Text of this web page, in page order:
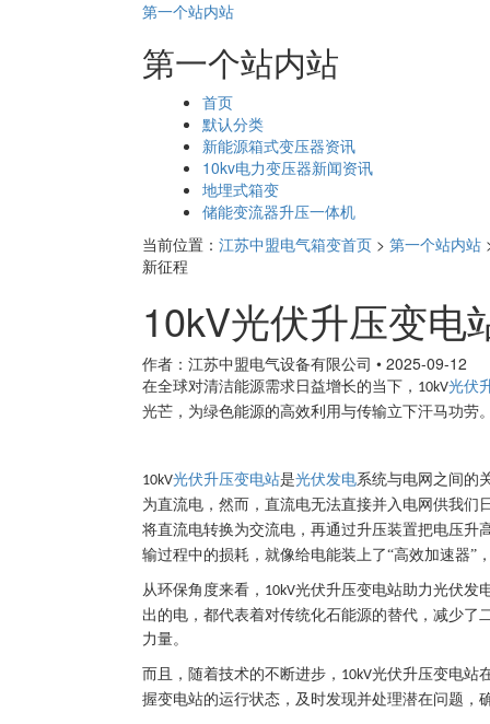
第一个站内站
第一个站内站
首页
默认分类
新能源箱式变压器资讯
10kv电力变压器新闻资讯
地埋式箱变
储能变流器升压一体机
当前位置： 江苏中盟电气箱变首页 > 第一个站内站
新征程
10kV光伏升压变电
作者：江苏中盟电气设备有限公司 • 2025-09-12
在全球对清洁能源需求日益增长的当下， 10kV光伏
光芒，为绿色能源的高效利用与传输立下汗马功劳
10kV光伏升压变电站是光伏发电系统与电网之间的
为直流电，然而，直流电无法直接并入电网供我们
将直流电转换为交流电，再通过升压装置把电压升
输过程中的损耗，就像给电能装上了“高效加速器”
从环保角度来看， 10kV光伏升压变电站助力光伏发
出的电，都代表着对传统化石能源的替代，减少
力量。
而且，随着技术的不断进步， 10kV光伏升压变电站
握变电站的运行状态，及时发现并处理潜在问题，